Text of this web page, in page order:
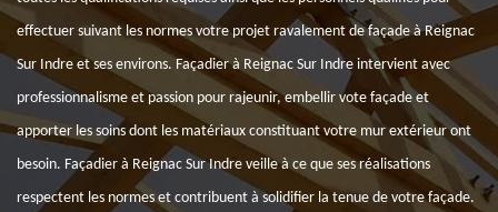
effectuer suivant les normes votre projet ravalement de façade à Reignac
Sur Indre et ses environs. Façadier à Reignac Sur Indre intervient avec
professionnalisme et passion pour rajeunir, embellir vote façade et
apporter les soins dont les matériaux constituant votre mur extérieur ont
besoin. Façadier à Reignac Sur Indre veille à ce que ses réalisations
respectent les normes et contribuent à solidifier la tenue de votre façade.